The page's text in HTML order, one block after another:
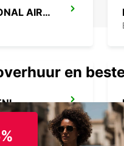
LILONGWE INTERNATIONAL AIRPORT
en